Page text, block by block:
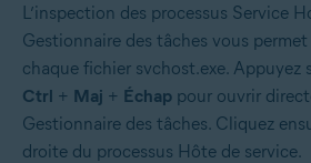
L’inspection des processus Service
Gestionnaire des tâches vous
chaque fichier svchost.exe. Appuyez
Ctrl + Maj + Échap pour ouvrir
Gestionnaire des tâches. Cliquez
droite du processus Hôte de service.